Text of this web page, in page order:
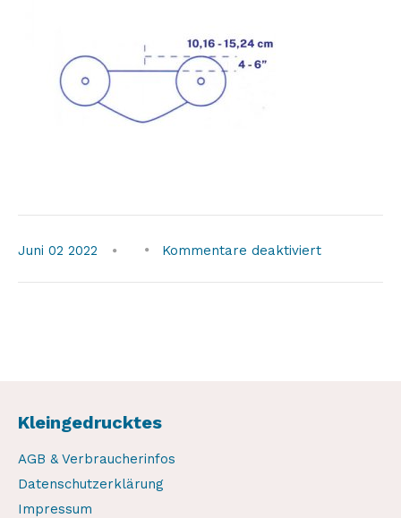
Juni 02 2022 Kommentare deaktiviertfür
Kleingedrucktes
AGB & Verbraucherinfos
Datenschutzerklärung
Impressum